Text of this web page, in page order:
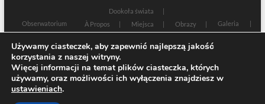
Dookoła świata
Obserwatorium
À Propos Miejsca Obrazy
Galeria
Sacrum profanum
Zamyślenia
Teksty
Rozmowy Świadectwa Na marginesie
| Designed by:Theme Freesia
Używamy ciasteczek, aby zapewnić najlepszą jakość
korzystania z naszej witryny.
Więcej informacji na temat plików ciasteczka, których
używamy, oraz możliwości ich wyłączenia znajdziesz w
ustawieniach.